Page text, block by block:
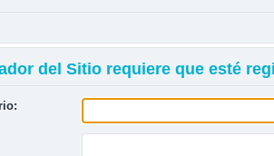
del Sitio requiere que esté